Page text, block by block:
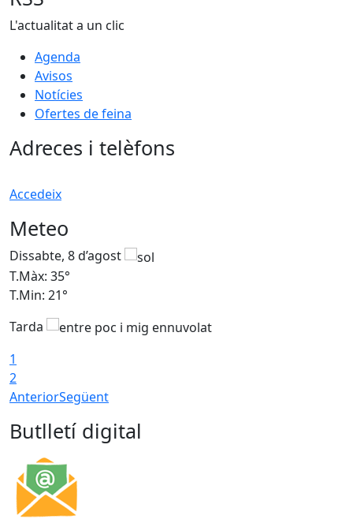
L'actualitat a un clic
Agenda
Avisos
Notícies
Ofertes de feina
Adreces i telèfons
Accedeix
Meteo
Dissabte, 8 d’agost
T.Màx: 35°
T.Min: 21°
Tarda
1
2
AnteriorSegüent
Butlletí digital